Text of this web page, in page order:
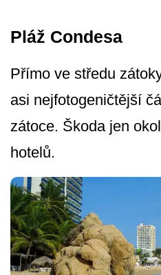
Pláž Condesa
Přímo ve středu
asi nejfotogeničtější
zátoce. Škoda jen
hotelů.